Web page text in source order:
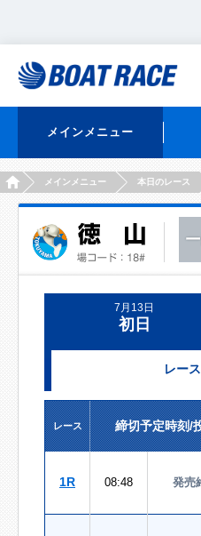
メインメニュー
HOMEメインメニュー 本日のレース
7月13日
初日
レー
レース
締切予定時刻/
1R 08:48 発売